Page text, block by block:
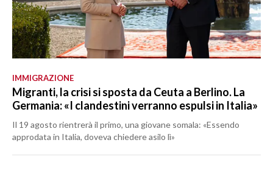
IMMIGRAZIONE
Migranti, la crisi si sposta da Ceuta a Berlino. La
Germania: «I clandestini verranno espulsi in Italia»
Il 19 agosto rientrerà il primo, una giovane somala: «Essendo
approdata in Italia, doveva chiedere asilo lì»